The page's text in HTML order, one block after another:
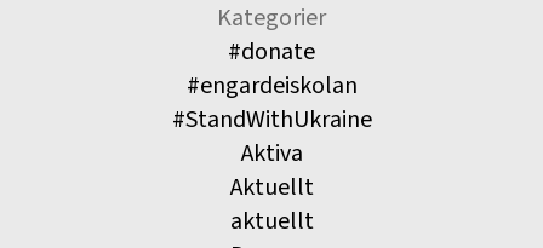
Kategorier
#donate
#engardeiskolan
#StandWithUkraine
Aktiva
Aktuellt
aktuellt